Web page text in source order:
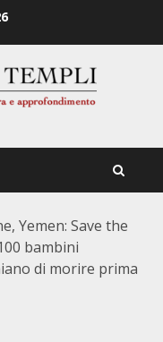
Yemen: Save the
bambini
di morire prima